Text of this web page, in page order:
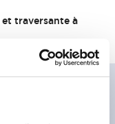
traversante à